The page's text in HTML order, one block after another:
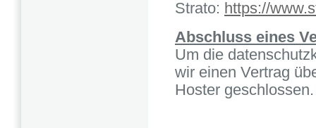
Strato: https://
Abschluss eines
Um die
wir einen Vertrag
Hoster geschlossen.